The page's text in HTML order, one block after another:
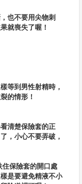
也不要用尖物刺
就喪失了喔！
等到男性射精時，
的情形！
清楚保險套的正
，小心不要弄破，
住保險套的開口處
是要避免精液不小